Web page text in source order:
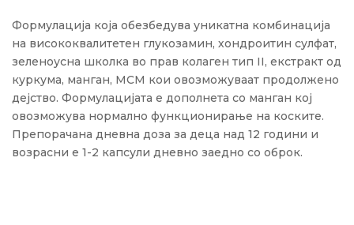
Формулација која обезбедува уникатна комбинација
на висококвалитетен глукозамин, хондроитин сулфат,
зеленоусна школка во прав колаген тип II, екстракт од
куркума, манган, МСМ кои овозможуваат продолжено
дејство. Формулацијата е дополнета со манган кој
овозможува нормално функционирање на коските.
Препорачана дневна доза за деца над 12 години и
возрасни е 1-2 капсули дневно заедно со оброк.